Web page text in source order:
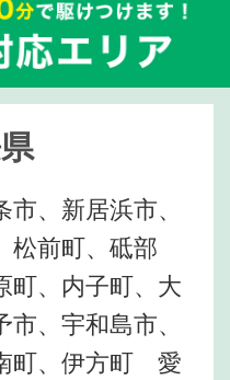
、新居浜市、
松前町、砥部
町、内子町、大
、宇和島市、
町、伊方町 愛